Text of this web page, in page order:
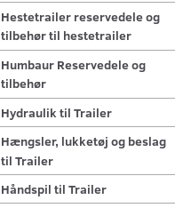
Hestetrailer reservedele og
tilbehør til hestetrailer
Humbaur Reservedele og
tilbehør
Hydraulik til Trailer
Hængsler, lukketøj og beslag
til Trailer
Håndspil til Trailer